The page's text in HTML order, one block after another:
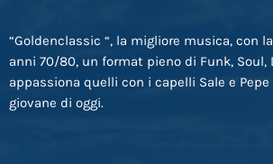
“Goldenclassic “, la migliore musica, con
anni 70/80, un format pieno di Funk, Soul,
appassiona quelli con i capelli Sale e
giovane di oggi.